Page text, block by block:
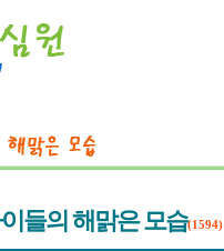
들의 해맑은 모습(1594)